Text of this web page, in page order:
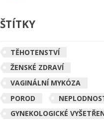
ŠTÍTKY
TĚHOTENSTVÍ
ŽENSKÉ ZDRAVÍ
VAGINÁLNÍ MYKÓZA
POROD
GYNEKOLOGICKÉ